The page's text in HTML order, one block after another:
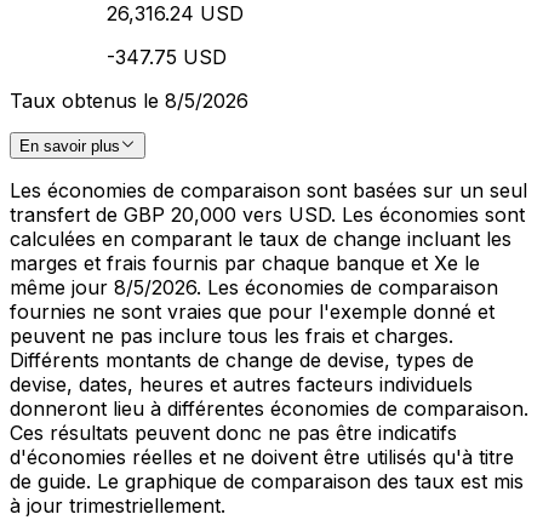
26,316.24 USD
-347.75 USD
Taux obtenus le 8/5/2026
En savoir plus
Les économies de comparaison sont basées sur un seul
transfert de GBP 20,000 vers USD. Les économies sont
calculées en comparant le taux de change incluant les
marges et frais fournis par chaque banque et Xe le
même jour 8/5/2026. Les économies de comparaison
fournies ne sont vraies que pour l'exemple donné et
peuvent ne pas inclure tous les frais et charges.
Différents montants de change de devise, types de
devise, dates, heures et autres facteurs individuels
donneront lieu à différentes économies de comparaison.
Ces résultats peuvent donc ne pas être indicatifs
d'économies réelles et ne doivent être utilisés qu'à titre
de guide. Le graphique de comparaison des taux est mis
à jour trimestriellement.